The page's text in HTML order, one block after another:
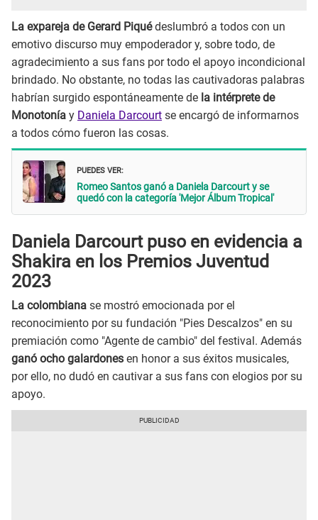
La expareja de Gerard Piquédeslumbró a todos con un
emotivo discurso muy empoderador y, sobre todo, de
agradecimiento a sus fans por todo el apoyo incondicional
brindado. No obstante, no todas las cautivadoras palabras
habrían surgido espontáneamente de la intérprete de
Monotonía y Daniela Darcourt se encargó de informarnos
a todos cómo fueron las cosas.
PUEDES VER:
Romeo Santos ganó a Daniela Darcourt y se
quedó con la categoría 'Mejor Álbum Tropical'
Daniela Darcourt puso en evidencia a
Shakira en los Premios Juventud
2023
La colombiana se mostró emocionada por el
reconocimiento por su fundación "Pies Descalzos" en su
premiación como "Agente de cambio" del festival. Además
ganó ocho galardones en honor a sus éxitos musicales,
por ello, no dudó en cautivar a sus fans con elogios por su
apoyo.